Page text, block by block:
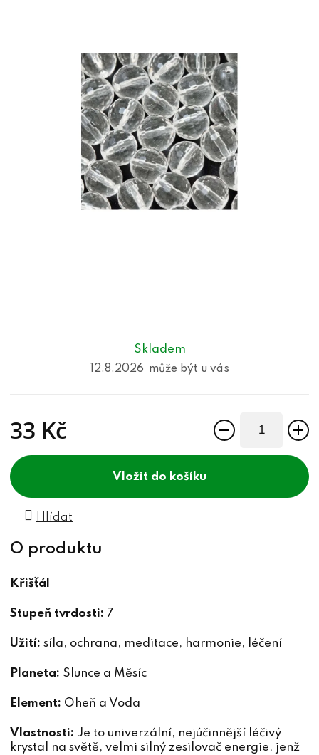
Skladem
12.8.2026
33 Kč
do košíku
Hlídat
Křišťál
Stupeň tvrdosti: 7
Užití: síla, ochrana, meditace, harmonie, léčení
Planeta: Slunce a Měsíc
Element: Oheň a Voda
Vlastnosti: Je to univerzální, nejúčinnější léčivý
krystal na světě, velmi silný zesilovač energie, jenž